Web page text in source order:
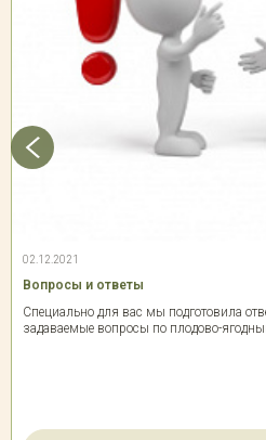
02.12.2021
Вопросы и ответы
Специально для вас мы подготовила
задаваемые вопросы по плодово-